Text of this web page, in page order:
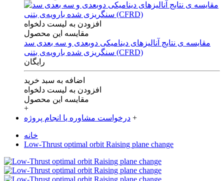
افزودن به لیست دلخواه
مقایسه این محصول
مقایسه ی‌ نتایج آنالیزهای‌ دینامیکی‌ دوبعدی‌ و‌ سه بعدی‌ سد
سنگریزی‌ شده با‌رویه‌ی‌ بتنی‌ (CFRD)
رایگان
اضافه به سبد خرید
افزودن به لیست دلخواه
مقایسه این محصول
+
درخواست مشاوره یا انجام پروژه +
خانه
Low-Thrust optimal orbit Raising plane change